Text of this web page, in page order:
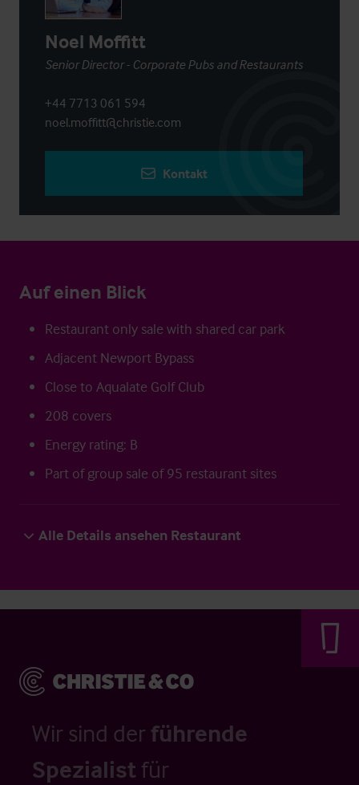
Noel Moffitt
Senior Director - Corporate Pubs and Restaurants
+44 7713 061 594
noel.moffitt@christie.com
Kontakt
Auf einen Blick
Restaurant only sale with shared car park
Adjacent Newport Bypass
Close to Aqualate Golf Club
208 covers
Energy rating: B
Part of group sale of 95 restaurant sites
Alle Details ansehen Restaurant
Wir sind der führende
Spezialistfür